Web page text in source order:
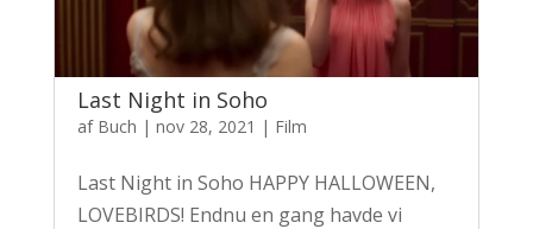
Last Night in Soho
af Buch | nov 28, 2021 | Film
Last Night in Soho HAPPY HALLOWEEN,
LOVEBIRDS! Endnu en gang havde vi